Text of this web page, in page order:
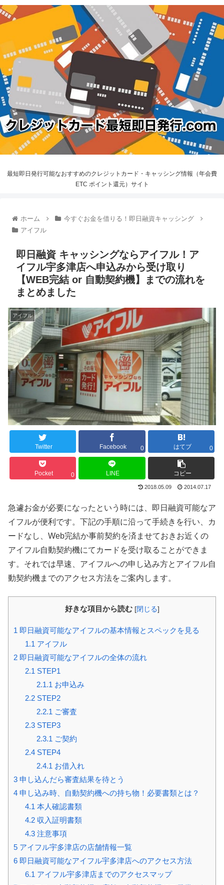
最短即日発行可能なおすすめのクレジットカード・キャッシング情報（年会費
ETC ポイント還元）サイト
ホーム
今すぐお金を借りる！即日融資キャッシング
アイフル
即日融資 キャッシングならアイフル！ア
イフル宇多津店へ申込みから受け取り
【WEB完結 or 自動契約機】までの流れを
まとめました
アイフル
Twitter Facebook 0 はてブ 0
Pocket 0 LINE コピー
2018.05.09 2014.07.17
急遽お金が必要になったという時には、即日融資可能なア
イフルが便利です。下記の手順に沿って手続きを行い、カ
ードなし、Web完結か事前契約を済ませておきお近くの
アイフル自動契約機にてカードを受け取ることができま
す。それでは早速、アイフルへの申し込み方とアイフル自
動契約機までのアクセス方法をご案内します。
好きな項目から読む [閉じる]
1 即日融資可能なアイフルの基本情報とスペックを見る
1.1 アイフル
2 即日融資可能なアイフルの全体の流れ
2.1 STEP1
2.1.1 お申込み
2.2STEP2
2.2.1 ご審査
2.3STEP3
2.3.1 ご契約
2.4STEP4
2.4.1 お借入れ
3 申し込んだら審査結果を待とう
4 申し込み時、自動契約機への持ち物！必要書類とは？
4.1 本人確認書類
4.2収入証明書類
4.3注意事項
5 アイフル宇多津店の店舗情報一覧
6 即日融資可能なアイフル宇多津店へのアクセス方法
6.1 アイフル宇多津店までのアクセスマップ